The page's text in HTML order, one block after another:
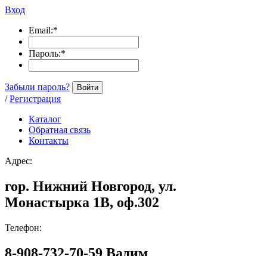
Вход
Email:*
Пароль:*
Забыли пароль? Войти
/ Регистрация
Каталог
Обратная связь
Контакты
Адрес:
гор. Нижний Новгород, ул.
Монастырка 1В, оф.302
Телефон:
8-908-732-70-59 Вадим